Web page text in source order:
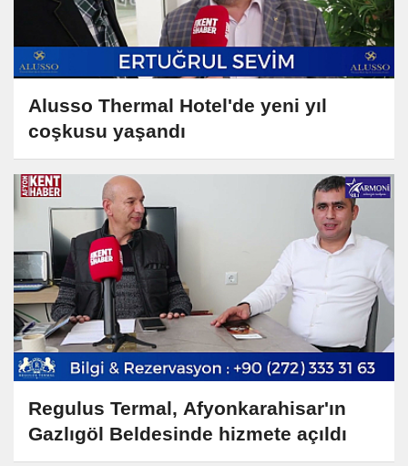
Alusso Thermal Hotel'de yeni yıl
coşkusu yaşandı
Regulus Termal, Afyonkarahisar'ın
Gazlıgöl Beldesinde hizmete açıldı